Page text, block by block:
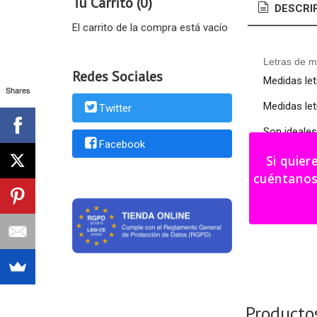
El carrito de la compra está vacío
Redes Sociales
Twitter
Facebook
Letras de
Medidas
Medidas
Son
Se
Consultad
Shares
Si
cuéntanos tu